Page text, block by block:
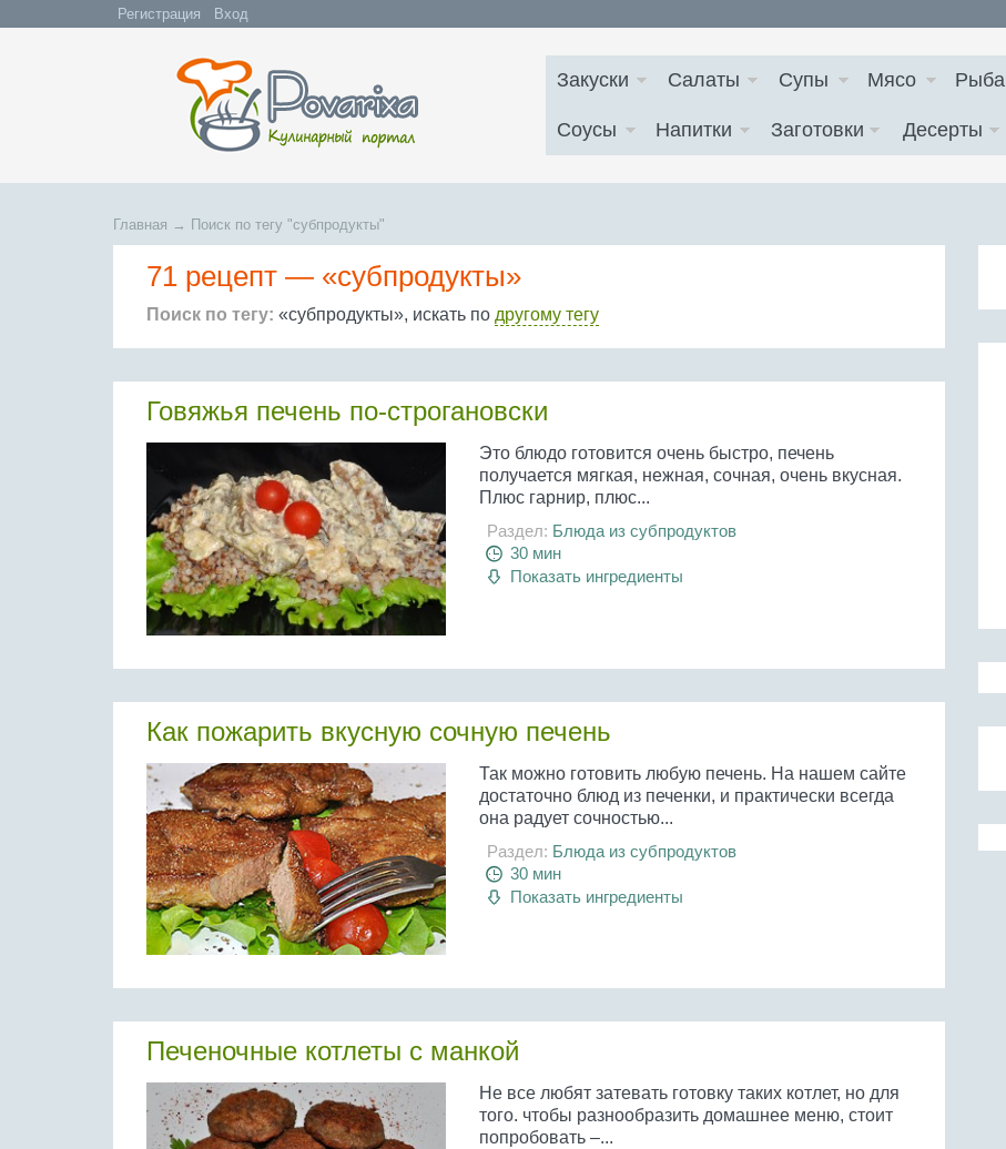
Регистрация Вход
Закуски Салаты Супы Мясо Рыба
Соусы Напитки Заготовки Десерты
Главная → Поиск по тегу "субпродукты"
71 рецепт — «субпродукты»
Поиск по тегу: «субпродукты», искать по другому тегу
Говяжья печень по-строгановски
Это блюдо готовится очень быстро, печень
получается мягкая, нежная, сочная, очень вкусная.
Плюс гарнир, плюс...
Раздел: Блюда из субпродуктов
30 мин
Показать ингредиенты
Как пожарить вкусную сочную печень
Так можно готовить любую печень. На нашем сайте
достаточно блюд из печенки, и практически всегда
она радует сочностью...
Раздел: Блюда из субпродуктов
30 мин
Показать ингредиенты
Печеночные котлеты с манкой
Не все любят затевать готовку таких котлет, но для
того. чтобы разнообразить домашнее меню, стоит
попробовать –...